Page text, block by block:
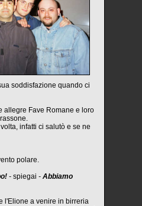
soddisfazione quando ci
allegre Fave Romane e loro
infatti ci salutò e se ne
polare.
- spiegai - Abbiamo
l'Elione a venire in birreria